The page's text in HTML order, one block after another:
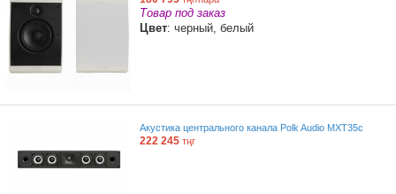
Товар под заказ
Цвет: черный, белый
Акустика центрального канала Polk Audio MXT35c
222 245 тңг